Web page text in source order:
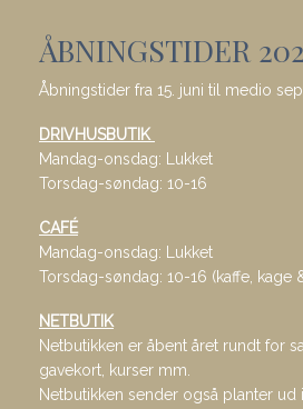
ÅBNINGSTIDER
Åbningstider fra 15. juni til medio
DRIVHUSBUTIK
Mandag-onsdag: Lukket
Torsdag-søndag: 10-16
CAFÉ
Mandag-onsdag: Lukket
Torsdag-søndag: 10-16 (kaffe, kage
NETBUTIK
Netbutikken er åbent året rundt for
gavekort, kurser mm.
Netbutikken sender også planter ud